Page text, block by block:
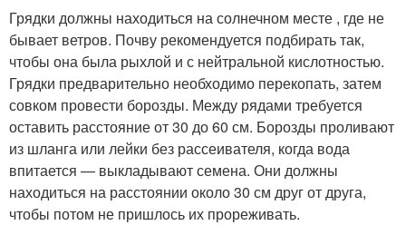
Грядки должны находиться на солнечном месте , где не
бывает ветров. Почву рекомендуется подбирать так,
чтобы она была рыхлой и с нейтральной кислотностью.
Грядки предварительно необходимо перекопать, затем
совком провести борозды. Между рядами требуется
оставить расстояние от 30 до 60 см. Борозды проливают
из шланга или лейки без рассеивателя, когда вода
впитается — выкладывают семена. Они должны
находиться на расстоянии около 30 см друг от друга,
чтобы потом не пришлось их прореживать.